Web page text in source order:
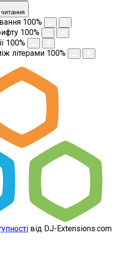
100%
100%
100%
літерами 100%
від DJ-Extensions.com